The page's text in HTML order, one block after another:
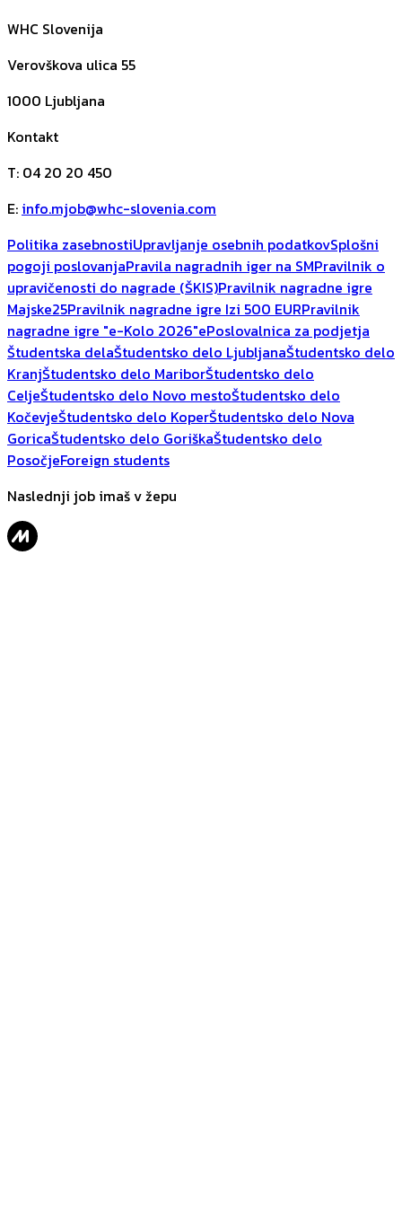
WHC Slovenija
Verovškova ulica 55
1000 Ljubljana
Kontakt
T: 04 20 20 450
E: info.mjob@whc-slovenia.com
Politika zasebnostiUpravljanje osebnih podatkovSplošni
pogoji poslovanjaPravila nagradnih iger na SMPravilnik o
upravičenosti do nagrade (ŠKIS)Pravilnik nagradne igre
Majske25Pravilnik nagradne igre Izi 500 EURPravilnik
nagradne igre "e-Kolo 2026"ePoslovalnica za podjetja
Študentska delaŠtudentsko delo LjubljanaŠtudentsko delo
KranjŠtudentsko delo MariborŠtudentsko delo
CeljeŠtudentsko delo Novo mestoŠtudentsko delo
KočevjeŠtudentsko delo KoperŠtudentsko delo Nova
GoricaŠtudentsko delo GoriškaŠtudentsko delo
PosočjeForeign students
Naslednji job imaš v žepu